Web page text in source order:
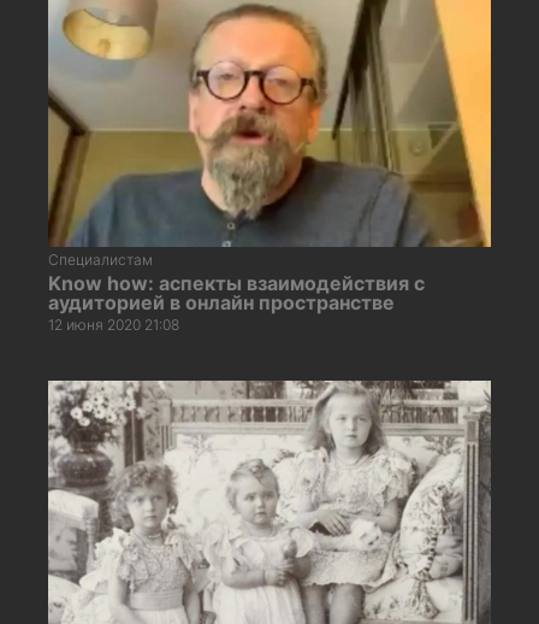
Специалистам
Know how: аспекты взаимодействия с
аудиторией в онлайн пространстве
12 июня 2020 21:08